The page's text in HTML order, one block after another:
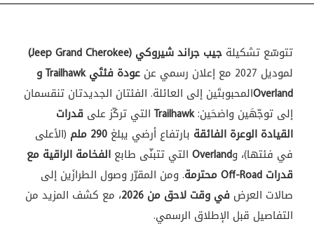
تتوسّع تشكيلة جيب جراند شيروكي (Jeep Grand Cherokee)
لموديل 2027 مع إعلان رسمي عن
عودة فئتَي Trailhawk و
Overlandالمحبوبتَين إلى العائلة. الفئتان الجديدتان تنقسمان
إلى توجّهَين واضحَين:Trailhawk التي تركّز على قدرات
القيادة الوعرة الفائقة بارتفاع أرضي يبلغ 290 ملم
(الأعلى
في فئتها)، وOverland التي تتبنّى طابع الفخامة الراقية مع
قدرات Off-Road محترمة
. ومن المقرّر وصول الطرازَين إلى
صالات العرض في وقت لاحق من 2026
، مع كشف المزيد من
التفاصيل قبل الإطلاق الرسمي.